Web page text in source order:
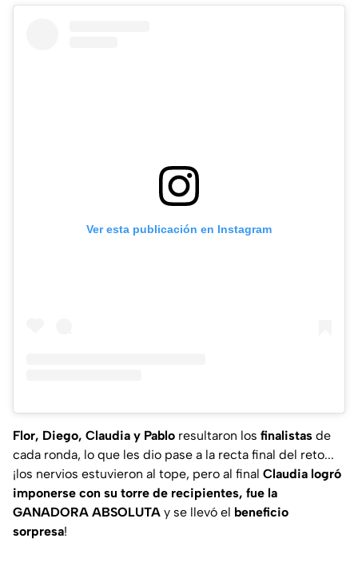
Ver esta publicación en Instagram
Flor, Diego, Claudia y Pablo resultaron los finalistas de
cada ronda, lo que les dio pase a la recta final del reto...
¡los nervios estuvieron al tope, pero al final Claudia logró
imponerse con su torre de recipientes, fue la
GANADORA ABSOLUTA y se llevó el beneficio
sorpresa!